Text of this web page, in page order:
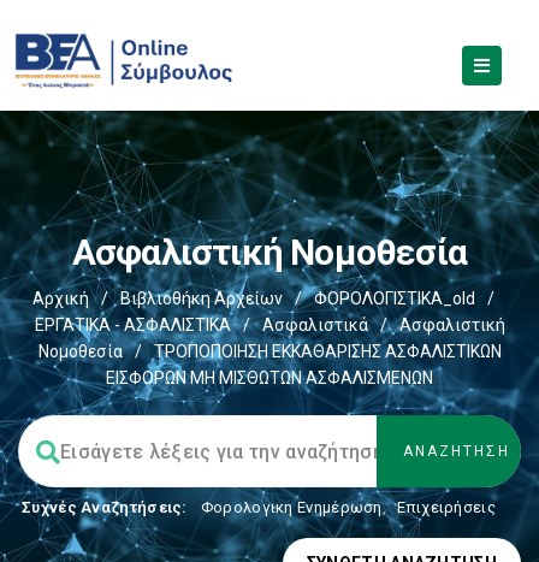
Ασφαλιστική Νομοθεσία
Αρχική / Βιβλιοθήκη Αρχείων / ΦΟΡΟΛΟΓΙΣΤΙΚΑ_old
/
ΕΡΓΑΤΙΚΑ - ΑΣΦΑΛΙΣΤΙΚΑ
/ Ασφαλιστικά /
Ασφαλιστική
Νομοθεσία
/
ΤΡΟΠΟΠΟΙΗΣΗ ΕΚΚΑΘΑΡΙΣΗΣ ΑΣΦΑΛΙΣΤΙΚΩΝ
ΕΙΣΦΟΡΩΝ ΜΗ ΜΙΣΘΩΤΩΝ ΑΣΦΑΛΙΣΜΕΝΩΝ
Συχνές Αναζητήσεις: Φορολογικη Ενημέρωση, Επιχειρήσεις